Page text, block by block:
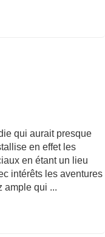
qui aurait presque
en effet les
en étant un lieu
intérêts les aventures
ample qui ...